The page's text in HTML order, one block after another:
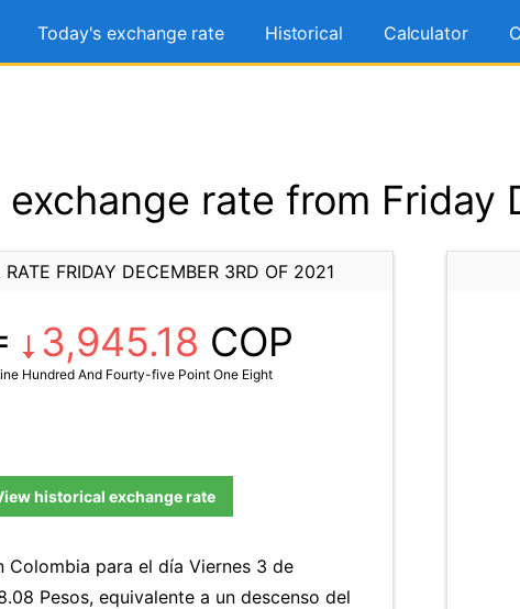
Today's exchange rate Historical Calculator
exchange rate from Friday
FRIDAY DECEMBER 3RD OF 2021
3,945.18 COP
Hundred And Fourty-five Point One Eight
historical exchange rate
para el día Viernes 3 de
Pesos, equivalente a un descenso del